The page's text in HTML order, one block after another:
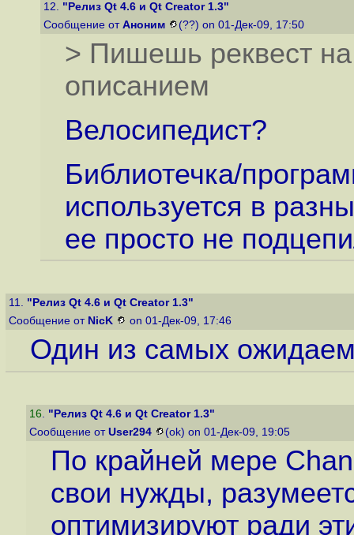
12. "Релиз Qt 4.6 и Qt Creator 1.3"
Сообщение от Аноним (??) on 01-Дек-09, 17:50
> Пишешь реквест
описанием
Велосипедист?
Библиотечка/
используется в
ее просто не
11. "Релиз Qt 4.6 и Qt Creator 1.3"
Сообщение от NicK on 01-Дек-09, 17:46
Один из самых
16. "Релиз Qt 4.6 и Qt Creator 1.3"
Сообщение от User294 (ok) on 01-Дек-09, 19:05
По крайней мере
свои нужды,
оптимизируют ради